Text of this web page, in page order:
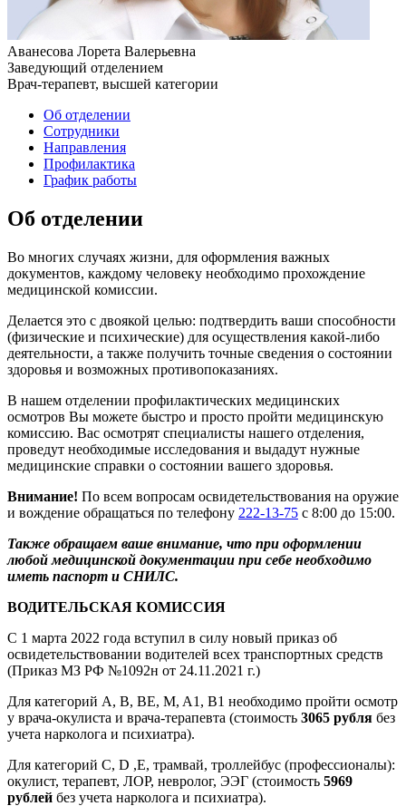
Аванесова Лорета Валерьевна
Заведующий отделением
Врач-терапевт, высшей категории
Об отделении
Сотрудники
Направления
Профилактика
График работы
Об отделении
Во многих случаях жизни, для оформления важных
документов, каждому человеку необходимо прохождение
медицинской комиссии.
Делается это с двоякой целью: подтвердить ваши способности
(физические и психические) для осуществления какой-либо
деятельности, а также получить точные сведения о состоянии
здоровья и возможных противопоказаниях.
В нашем отделении профилактических медицинских
осмотров Вы можете быстро и просто пройти медицинскую
комиссию. Вас осмотрят специалисты нашего отделения,
проведут необходимые исследования и выдадут нужные
медицинские справки о состоянии вашего здоровья.
Внимание! По всем вопросам освидетельствования на оружие
и вождение обращаться по телефону 222-13-75 с 8:00 до 15:00.
Также обращаем ваше внимание, что при оформлении
любой медицинской документации при себе необходимо
иметь паспорт и СНИЛС.
ВОДИТЕЛЬСКАЯ КОМИССИЯ
С 1 марта 2022 года вступил в силу новый приказ об
освидетельствовании водителей всех транспортных средств
(Приказ МЗ РФ №1092н от 24.11.2021 г.)
Для категорий A, B, BE, M, A1, B1 необходимо пройти осмотр
у врача-окулиста и врача-терапевта (стоимость 3065 рубля без
учета нарколога и психиатра).
Для категорий C, D ,E, трамвай, троллейбус (профессионалы):
окулист, терапевт, ЛОР, невролог, ЭЭГ (стоимость 5969
рублей без учета нарколога и психиатра).